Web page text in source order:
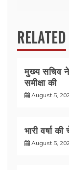
मुख्य सचिव ने
समीक्षा की
August 5,
भारी वर्षा
August 5,